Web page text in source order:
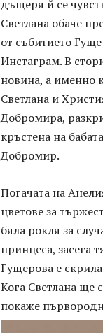
дъщеря й се
Светлана обаче
от събитието
Инстаграм. В
новина, а именно
Светлана и
Добромира,
кръстена на
Добромир.
Погачата на
цветове за
бяла рокля за
принцеса, засега
Гущерова е
Кога Светлана ще
покаже